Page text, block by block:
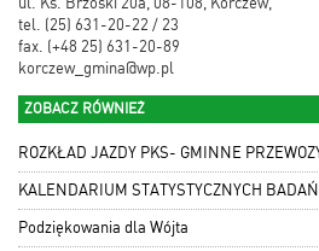
tel. (25) 631-20-22 / 23
fax. (+48 25) 631-20-89
korczew_gmina@wp.pl
ZOBACZ RÓWNIEŻ
ROZKŁAD JAZDY PKS- GMINNE
KALENDARIUM STATYSTYCZNYCH
Podziękowania dla Wójta